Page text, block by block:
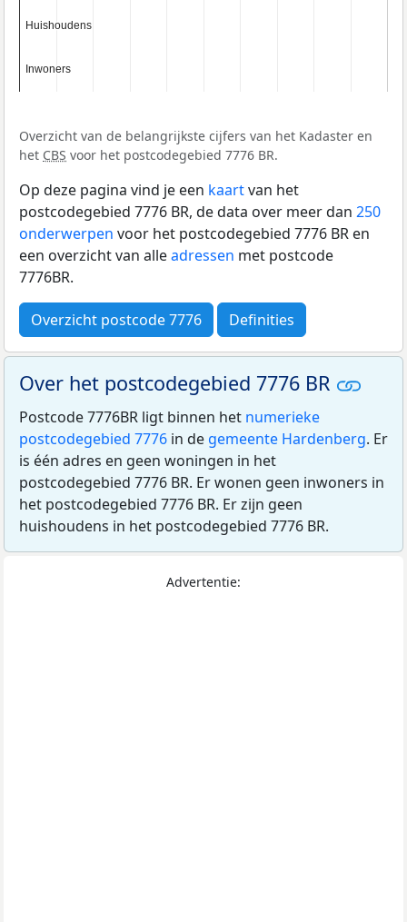
Huishoudens
Huishoudens
Inwoners
Inwoners
Overzicht van de belangrijkste cijfers van het Kadaster en
het CBS voor het postcodegebied 7776 BR.
Op deze pagina vind je een kaartvan het
postcodegebied 7776 BR, de data over meer dan 250
onderwerpen voor het postcodegebied 7776 BR en
een overzicht van alleadressen met postcode
7776BR.
Overzicht postcode 7776 Definities
Over het postcodegebied 7776 BR
Postcode 7776BR ligt binnen het numerieke
postcodegebied 7776 in de gemeente Hardenberg. Er
is één adres en geen woningen in het
postcodegebied 7776 BR. Er wonen geen inwoners in
het postcodegebied 7776 BR. Er zijn geen
huishoudens in het postcodegebied 7776 BR.
Advertentie: